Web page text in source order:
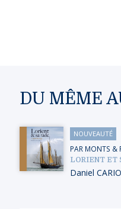
DU MÊME
NOUVEAUTÉ
PAR MONTS &
LORIENT ET
Daniel CARIO